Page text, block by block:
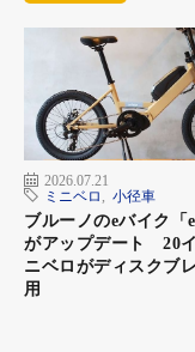
2026.07.21
ミニベロ
小径車
ブルーノのeバイク「
がアップデート 20
ニベロがディスクブ
用